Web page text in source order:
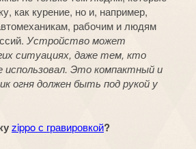
как курение, но и, например,
рабочим и людям
Устройство может
ситуациях, даже тем, кто
использовал. Это компактный и
огня должен быть под рукой у
zippo с гравировкой?